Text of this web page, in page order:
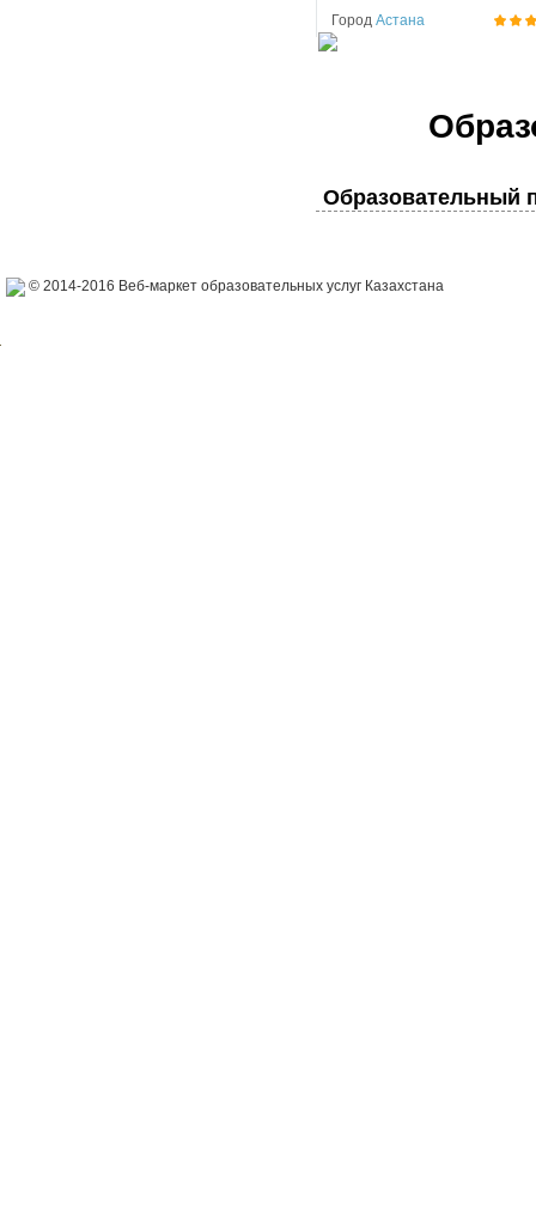
Город Астана
Образовательный
© 2014-2016 Веб-маркет образовательных услуг Казахстана